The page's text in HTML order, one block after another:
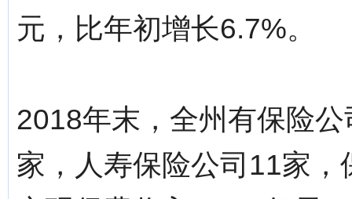
元，比年初增长6.7%。
2018年末，全州有保险
家，人寿保险公司11家